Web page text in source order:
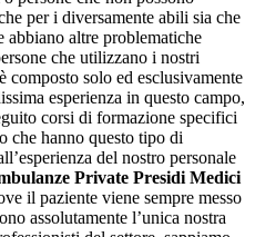
per i diversamente abili sia che
abbiano altre problematiche
che utilizzano i nostri
composto solo ed esclusivamente
esperienza in questo campo,
corsi di formazione specifici
che hanno questo tipo di
del nostro personale
Private Presidi Medici
il paziente viene sempre messo
assolutamente l’unica nostra